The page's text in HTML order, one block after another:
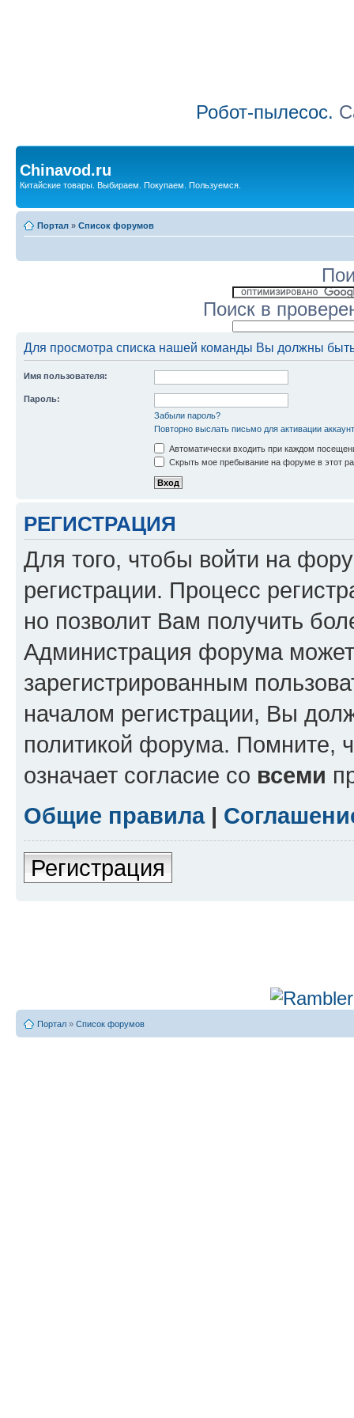
Робот-пылесос.
Chinavod.ru
Китайские товары. Выбираем. Покупаем. Пользуемся.
Портал » Список форумов
Поиск в
Для просмотра списка нашей команды Вы должны
Имя пользователя:
Пароль:
Забыли пароль?
Повторно выслать письмо для активации
Автоматически входить при каждом
Скрыть мое пребывание на форуме в этот
РЕГИСТРАЦИЯ
Для того, чтобы войти на
регистрации. Процесс
но позволит Вам получить
Администрация форума может
зарегистрированным
началом регистрации, Вы
политикой форума. Помните,
означает согласие со всеми
Общие правила|
Регистрация
Портал » Список форумов